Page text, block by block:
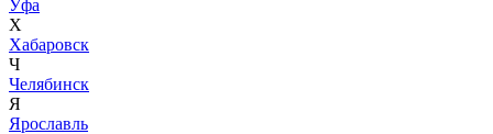
Уфа
Х
Хабаровск
Ч
Челябинск
Я
Ярославль